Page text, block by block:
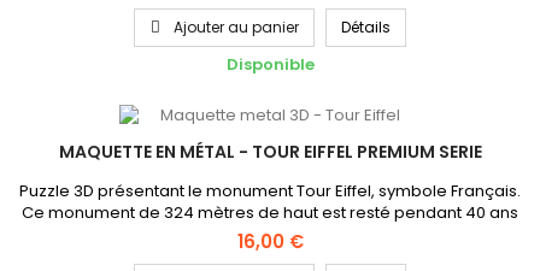
Ajouter au panier Détails
Disponible
MAQUETTE EN MÉTAL - TOUR EIFFEL PREMIUM SERIE
Puzzle 3D présentant le monument Tour Eiffel, symbole Français.
Ce monument de 324 mètres de haut est resté pendant 40 ans
le plus élevé du monde, il se trouve à Paris en France. Cette
maquette en métal de 11cm de hauteur environ une fois monté
16,00 €